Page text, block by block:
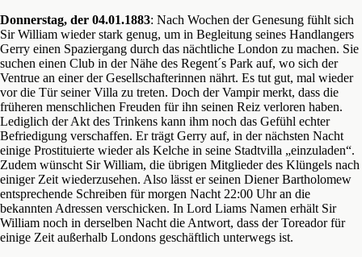
Donnerstag, der 04.01.1883: Nach Wochen der Genesung fühlt sich
Sir William wieder stark genug, um in Begleitung seines Handlangers
Gerry einen Spaziergang durch das nächtliche London zu machen. Sie
suchen einen Club in der Nähe des Regent´s Park auf, wo sich der
Ventrue an einer der Gesellschafterinnen nährt. Es tut gut, mal wieder
vor die Tür seiner Villa zu treten. Doch der Vampir merkt, dass die
früheren menschlichen Freuden für ihn seinen Reiz verloren haben.
Lediglich der Akt des Trinkens kann ihm noch das Gefühl echter
Befriedigung verschaffen. Er trägt Gerry auf, in der nächsten Nacht
einige Prostituierte wieder als Kelche in seine Stadtvilla „einzuladen“.
Zudem wünscht Sir William, die übrigen Mitglieder des Klüngels nach
einiger Zeit wiederzusehen. Also lässt er seinen Diener Bartholomew
entsprechende Schreiben für morgen Nacht 22:00 Uhr an die
bekannten Adressen verschicken. In Lord Liams Namen erhält Sir
William noch in derselben Nacht die Antwort, dass der Toreador für
einige Zeit außerhalb Londons geschäftlich unterwegs ist.